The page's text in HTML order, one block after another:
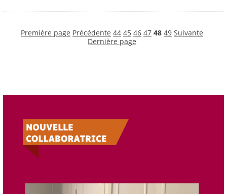
Première page Précédente 44 45 46 47 48 49 Suivante
Dernière page